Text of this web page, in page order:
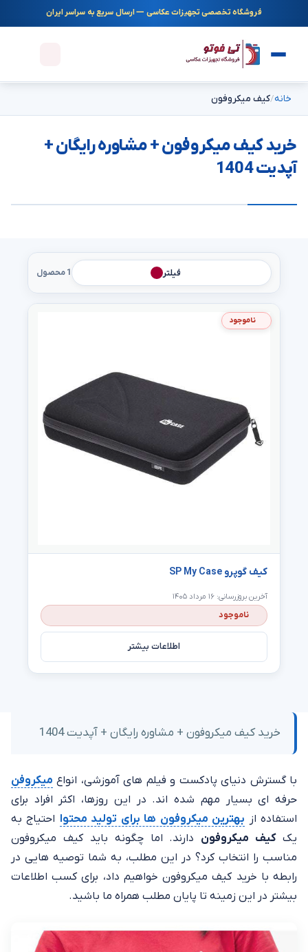
فروشگاه تخصصی تجهیزات عکاسی — ارسال سریع به سراسر ایران
خانه کیف میکروفون
خرید کیف میکروفون + مشاوره رایگان +
آپدیت 1404
فیلتر 1 محصول
ناموجود
کیف گوپرو SP My Case
آخرین بروزرسانی: ۱۶ مرداد ۱۴۰۵
ناموجود
اطلاعات بیشتر
خرید کیف میکروفون + مشاوره رایگان + آپدیت 1404
با گسترش دنیای پادکست و فیلم های آموزشی، انواع میکروفن
حرفه ای بسیار مهم شده‌ اند. در این روزها، اکثر افراد برای
استفاده از بهترین میکروفون ها برای تولید محتوا احتیاج به
یککیف میکروفون دارند. اما چگونه باید کیف میکروفون
مناسب را انتخاب کرد؟ در این مطلب، به شما توصیه هایی در
رابطه با خرید کیف میکروفون خواهیم داد، برای کسب اطلاعات
بیشتر در این زمینه تا پایان مطلب همراه ما باشید.